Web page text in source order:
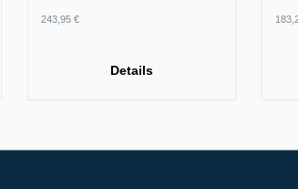
Regulärer Preis:
243,95 €
Details